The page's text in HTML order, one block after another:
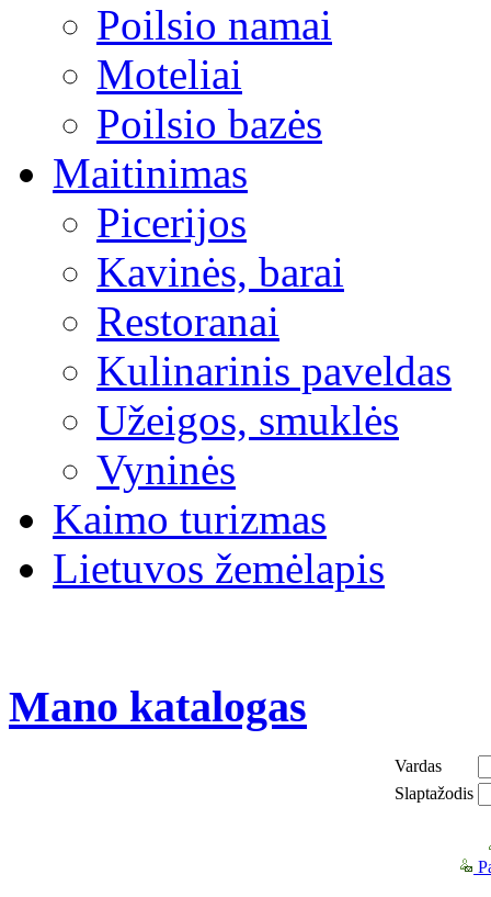
Poilsio namai
Moteliai
Poilsio bazės
Maitinimas
Picerijos
Kavinės, barai
Restoranai
Kulinarinis paveldas
Užeigos, smuklės
Vyninės
Kaimo turizmas
Lietuvos žemėlapis
Mano katalogas
Vardas
Slaptažodis